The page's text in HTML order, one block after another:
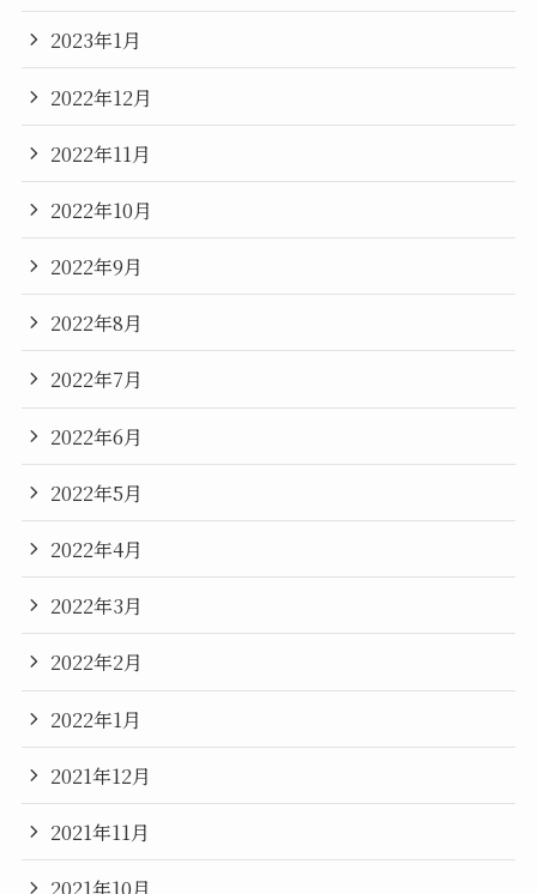
2023年1月
2022年12月
2022年11月
2022年10月
2022年9月
2022年8月
2022年7月
2022年6月
2022年5月
2022年4月
2022年3月
2022年2月
2022年1月
2021年12月
2021年11月
2021年10月